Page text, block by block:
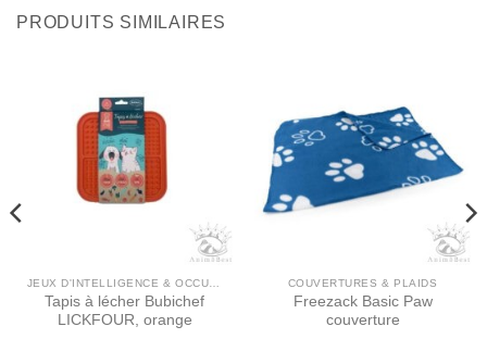
PRODUITS SIMILAIRES
Tapis à lécher Bubichef
LICKFOUR, orange
COUVERTURES & PLAIDS
Freezack Basic Paw
couverture